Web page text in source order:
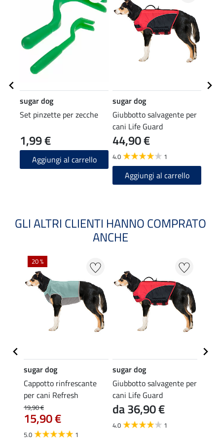
sugar dog
Set pinzette per zecche
1,99 €
Aggiungi al carrello
sugar dog
Giubbotto salvagente per
cani Life Guard
44,90 €
4.0 1
Aggiungi al carrello
GLI ALTRI CLIENTI HANNO COMPRATO
ANCHE
20 %
sugar dog
Cappotto rinfrescante
per cani Refresh
19,90 €
15,90 €
5.0 1
sugar dog
Giubbotto salvagente per
cani Life Guard
da 36,90 €
4.0 1